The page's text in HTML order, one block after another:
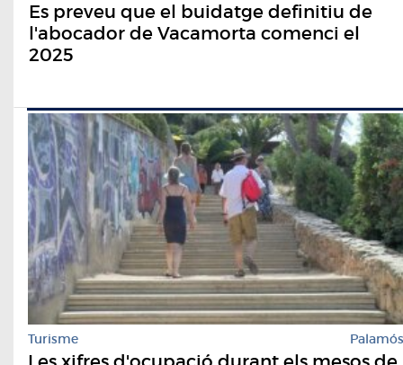
Es preveu que el buidatge definitiu de
l'abocador de Vacamorta comenci el
2025
Turisme Palamós